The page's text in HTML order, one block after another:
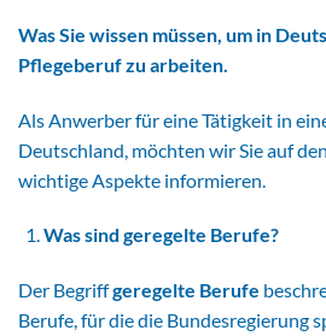
Was Sie wissen müssen, um in
Pflegeberuf zu arbeiten.
Als Anwerber für eine Tätigkeit in
Deutschland, möchten wir Sie auf
wichtige Aspekte informieren.
Was sind geregelte Berufe?
Der Begriffgeregelte Berufe
Berufe, für die die Bundesregierung